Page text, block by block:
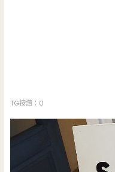
TG按讚：0